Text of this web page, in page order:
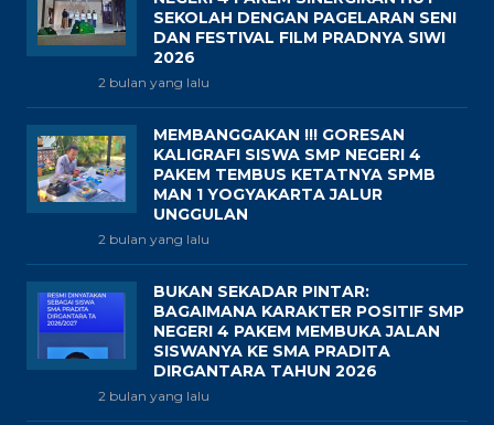
SEKOLAH DENGAN PAGELARAN SENI
DAN FESTIVAL FILM PRADNYA SIWI
2026
2 bulan yang lalu
MEMBANGGAKAN !!! GORESAN
KALIGRAFI SISWA SMP NEGERI 4
PAKEM TEMBUS KETATNYA SPMB
MAN 1 YOGYAKARTA JALUR
UNGGULAN
2 bulan yang lalu
BUKAN SEKADAR PINTAR:
BAGAIMANA KARAKTER POSITIF SMP
NEGERI 4 PAKEM MEMBUKA JALAN
SISWANYA KE SMA PRADITA
DIRGANTARA TAHUN 2026
2 bulan yang lalu